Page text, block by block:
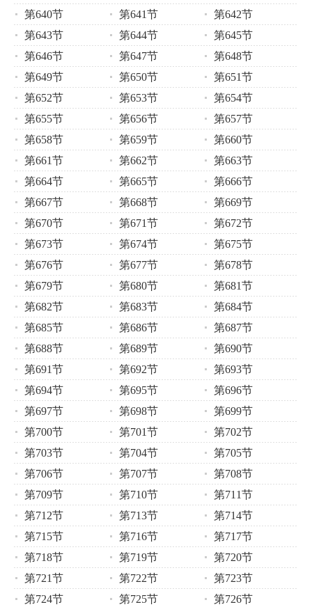
第640节
第641节
第642节
第643节
第644节
第645节
第646节
第647节
第648节
第649节
第650节
第651节
第652节
第653节
第654节
第655节
第656节
第657节
第658节
第659节
第660节
第661节
第662节
第663节
第664节
第665节
第666节
第667节
第668节
第669节
第670节
第671节
第672节
第673节
第674节
第675节
第676节
第677节
第678节
第679节
第680节
第681节
第682节
第683节
第684节
第685节
第686节
第687节
第688节
第689节
第690节
第691节
第692节
第693节
第694节
第695节
第696节
第697节
第698节
第699节
第700节
第701节
第702节
第703节
第704节
第705节
第706节
第707节
第708节
第709节
第710节
第711节
第712节
第713节
第714节
第715节
第716节
第717节
第718节
第719节
第720节
第721节
第722节
第723节
第724节
第725节 第726节